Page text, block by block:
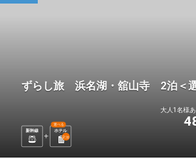
ずらし旅 浜名湖・舘山寺 2泊＜
新幹線 ホテル
選べる
2泊
大人1名様